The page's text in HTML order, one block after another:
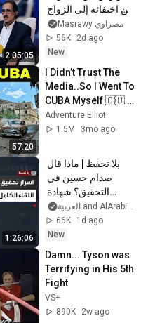
2:05:05
والطلاق- حلقة كاملة
مصراوي Masrawy
56K
2d ago
New
57:20
I Didn’t Trust The
Media..So I Went To
CUBA Myself 🇨🇺
(SHOCKING)
Adventure Elliot
1.5M
3mo ago
1:26:06
الذي استجوبه - القصة
الكاملة
and AlArabiya العربية
66K
1d ago
New
Damn... Tyson was
Terrifying in His 5th
Fight
VS+
890K
2w ago